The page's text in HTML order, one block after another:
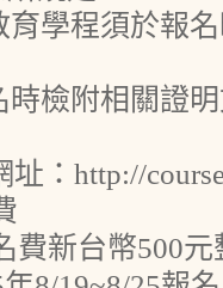
育學程須於報
時檢附相關證
：http://
新台幣500元